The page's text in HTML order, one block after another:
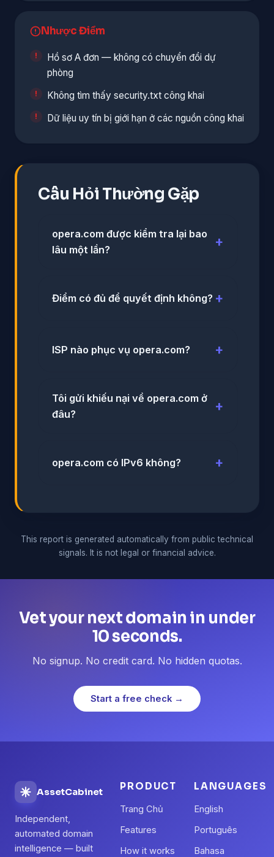
Nhược Điểm
Hồ sơ A đơn — không có chuyển đổi dự
phòng
Không tìm thấy security.txt công khai
Dữ liệu uy tín bị giới hạn ở các nguồn công khai
Câu Hỏi Thường Gặp
opera.com được kiểm tra lại bao
lâu một lần?
Điểm có đủ để quyết định không?
ISP nào phục vụ opera.com?
Tôi gửi khiếu nại về opera.com ở
đâu?
opera.com có IPv6 không?
This report is generated automatically from public technical
signals. It is not legal or financial advice.
Vet your next domain in under
10 seconds.
No signup. No credit card. No hidden quotas.
Start a free check →
AssetCabinet
Independent,
automated domain
intelligence — built
PRODUCT
Trang Chủ
Features
How it works
LANGUAGES
English
Português
Bahasa